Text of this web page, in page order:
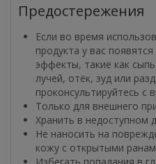
Предостережения
Если во время
продукта у вас
эффекты, такие как
лучей, отёк, зуд или
проконсультируйтесь с
Только для внешнего
Хранить в недоступном
Не наносить на
кожу с открытыми